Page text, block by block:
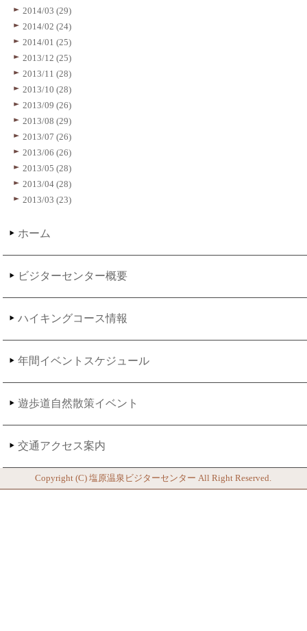
2014/03 (29)
2014/02 (24)
2014/01 (25)
2013/12 (25)
2013/11 (28)
2013/10 (28)
2013/09 (26)
2013/08 (29)
2013/07 (26)
2013/06 (26)
2013/05 (28)
2013/04 (28)
2013/03 (23)
ホーム
ビジターセンター概要
ハイキングコース情報
年間イベントスケジュール
遊歩道自然散策イベント
交通アクセス案内
Copyright (C)塩原温泉ビジターセンター All Right Reserved.